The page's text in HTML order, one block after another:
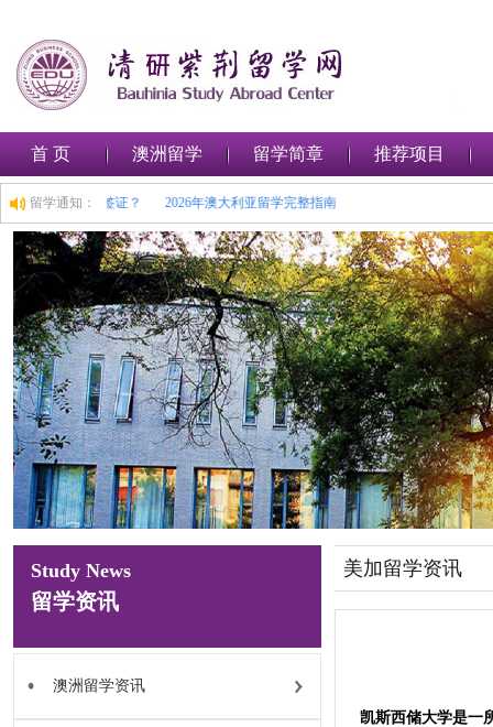
首 页 澳洲留学 留学简章 推荐项目
留学通知：
何在澳大利亚申请留学签证？ 2026年澳大利亚留学完整指南
Study News
留学资讯
澳洲留学资讯
美加留学资讯
凯斯西储大学是一